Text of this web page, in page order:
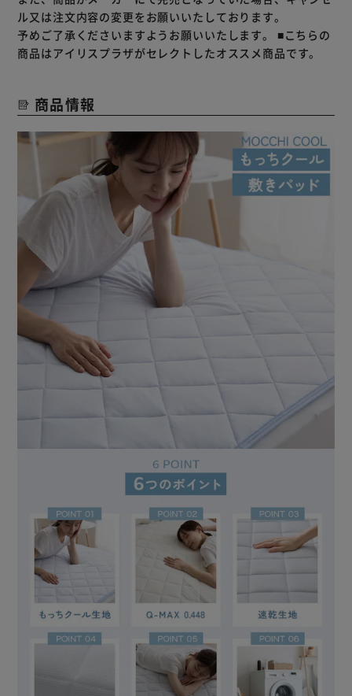
ル又は注文内容の変更をお願いいたしております。
予めご了承くださいますようお願いいたします。 ■こちらの
商品はアイリスプラザがセレクトしたオススメ商品です。
商品情報